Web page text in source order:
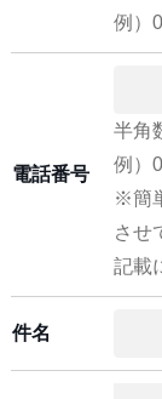
例）
電話番号
半角
例）
※簡
させ
記載
件名